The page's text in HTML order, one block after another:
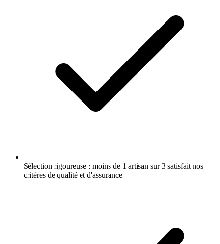
Sélection rigoureuse : moins de 1 artisan sur 3 satisfait nos
critères de qualité et d'assurance